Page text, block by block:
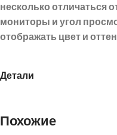
несколько отличаться
мониторы и угол
отображать цвет и
Детали
Похожие